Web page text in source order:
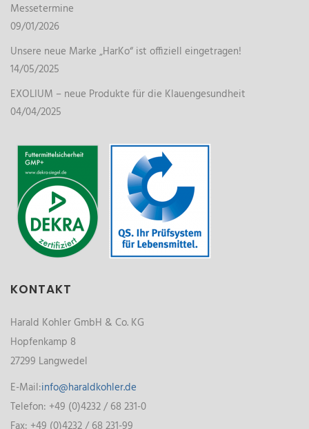
Messetermine
09/01/2026
Unsere neue Marke „HarKo“ ist offiziell eingetragen!
14/05/2025
EXOLIUM – neue Produkte für die Klauengesundheit
04/04/2025
KONTAKT
Harald Kohler GmbH & Co. KG
Hopfenkamp 8
27299 Langwedel
E-Mail:info@haraldkohler.de
Telefon: +49 (0)4232 / 68 231-0